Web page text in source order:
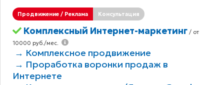
Продвижение / Реклама Консультация
Комплексный Интернет-маркетинг/ от
10000 руб./мес.
→ Комплексное продвижение
→ Проработка воронки продаж в
Интернете